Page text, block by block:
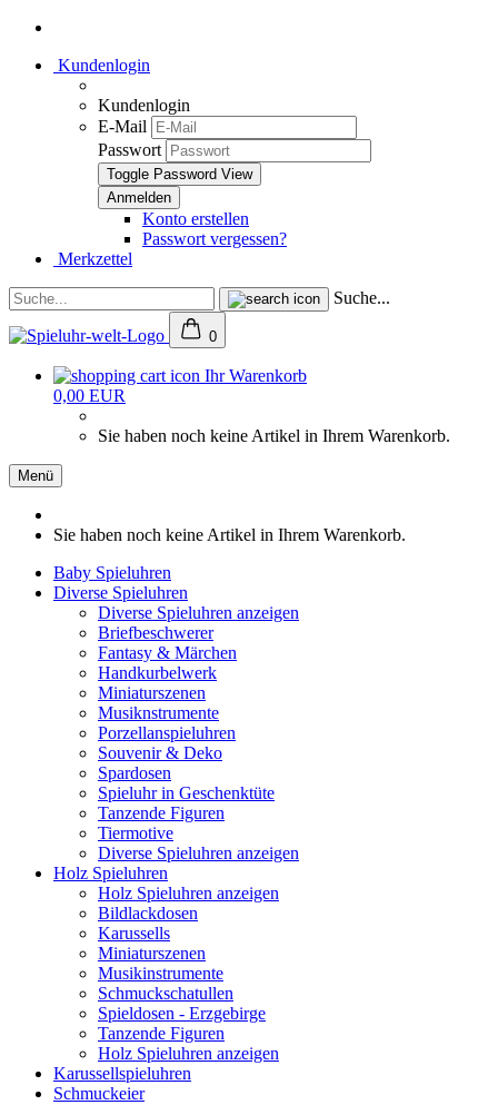
Kundenlogin
Kundenlogin
E-Mail
Passwort
Toggle Password View
Konto erstellen
Passwort vergessen?
Merkzettel
Suche...
0
Ihr Warenkorb
0,00 EUR
Sie haben noch keine Artikel in Ihrem Warenkorb.
Menü
Sie haben noch keine Artikel in Ihrem Warenkorb.
Baby Spieluhren
Diverse Spieluhren
Diverse Spieluhren anzeigen
Briefbeschwerer
Fantasy & Märchen
Handkurbelwerk
Miniaturszenen
Musiknstrumente
Porzellanspieluhren
Souvenir & Deko
Spardosen
Spieluhr in Geschenktüte
Tanzende Figuren
Tiermotive
Diverse Spieluhren anzeigen
Holz Spieluhren
Holz Spieluhren anzeigen
Bildlackdosen
Karussells
Miniaturszenen
Musikinstrumente
Schmuckschatullen
Spieldosen - Erzgebirge
Tanzende Figuren
Holz Spieluhren anzeigen
Karussellspieluhren
Schmuckeier